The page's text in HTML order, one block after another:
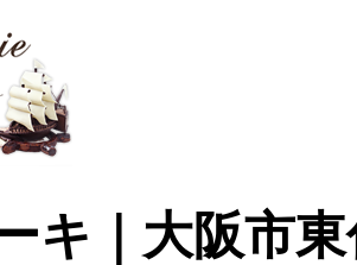
キ｜大阪市